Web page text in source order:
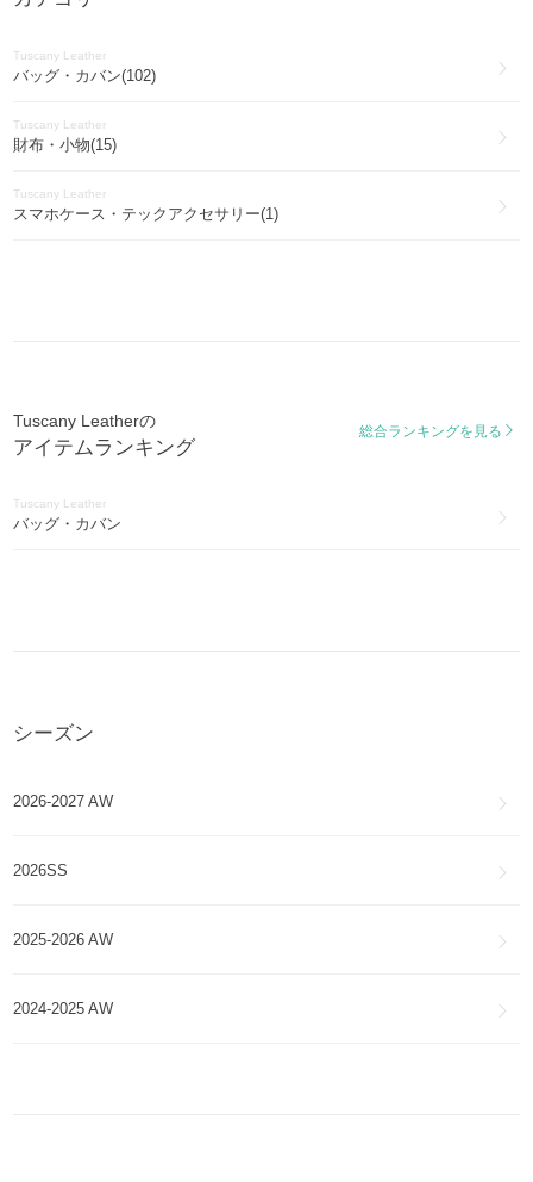
Tuscany Leather
バッグ・カバン(102)
Tuscany Leather
財布・小物(15)
Tuscany Leather
スマホケース・テックアクセサリー(1)
Tuscany Leatherの
アイテムランキング
総合ランキングを見る
Tuscany Leather
バッグ・カバン
シーズン
2026-2027 AW
2026SS
2025-2026 AW
2024-2025 AW